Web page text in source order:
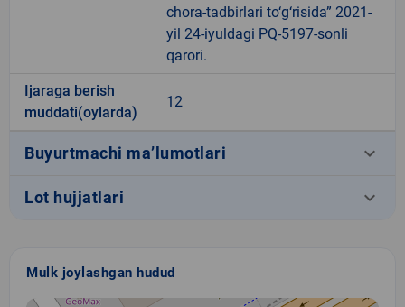
chora-tadbirlari to‘g‘risida” 2021-
yil 24-iyuldagi PQ-5197-sonli
qarori.
Ijaraga berish
muddati(oylarda)
12
Buyurtmachi ma’lumotlari keyboard_arrow_down
Lot hujjatlari keyboard_arrow_down
Mulk joylashgan hudud